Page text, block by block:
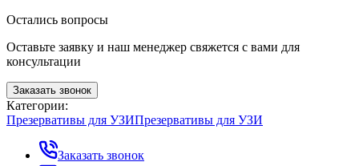
Остались вопросы
Оставьте заявку и наш менеджер свяжется с вами для
консультации
Заказать звонок
Категории:
Презервативы для УЗИПрезервативы для УЗИ
Заказать звонок